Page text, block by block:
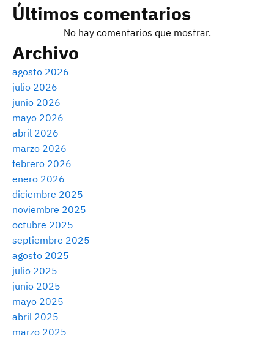
Últimos comentarios
No hay comentarios que mostrar.
Archivo
agosto 2026
julio 2026
junio 2026
mayo 2026
abril 2026
marzo 2026
febrero 2026
enero 2026
diciembre 2025
noviembre 2025
octubre 2025
septiembre 2025
agosto 2025
julio 2025
junio 2025
mayo 2025
abril 2025
marzo 2025